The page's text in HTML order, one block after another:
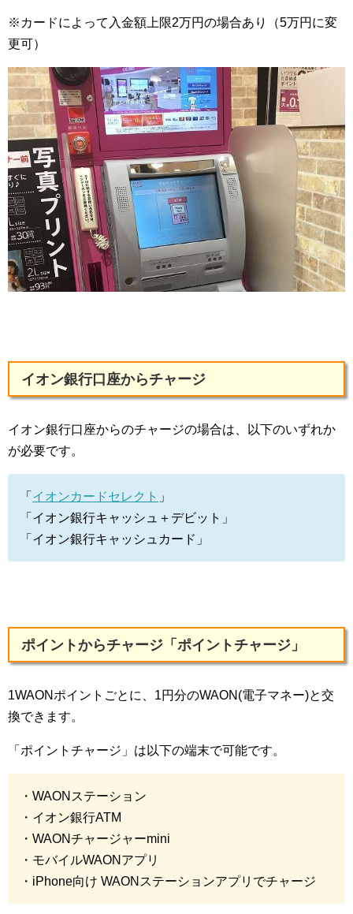
※カードによって入金額上限2万円の場合あり（5万円に変
更可）
イオン銀行口座からチャージ
イオン銀行口座からのチャージの場合は、以下のいずれか
が必要です。
「 イオンカードセレクト 」
「イオン銀行キャッシュ＋デビット」
「イオン銀行キャッシュカード」
ポイントからチャージ「ポイントチャージ」
1WAONポイントごとに、1円分のWAON(電子マネー)と交
換できます。
「ポイントチャージ」は以下の端末で可能です。
・WAONステーション
・イオン銀行ATM
・WAONチャージャーmini
・モバイルWAONアプリ
・iPhone向け WAONステーションアプリでチャージ